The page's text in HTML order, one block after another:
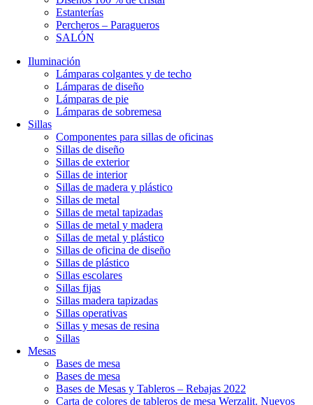
Estanterías
Percheros – Paragueros
SALÓN
Iluminación
Lámparas colgantes y de techo
Lámparas de diseño
Lámparas de pie
Lámparas de sobremesa
Sillas
Componentes para sillas de oficinas
Sillas de diseño
Sillas de exterior
Sillas de interior
Sillas de madera y plástico
Sillas de metal
Sillas de metal tapizadas
Sillas de metal y madera
Sillas de metal y plástico
Sillas de oficina de diseño
Sillas de plástico
Sillas escolares
Sillas fijas
Sillas madera tapizadas
Sillas operativas
Sillas y mesas de resina
Sillas
Mesas
Bases de mesa
Bases de mesa
Bases de Mesas y Tableros – Rebajas 2022
Carta de colores de tableros de mesa Werzalit. Nuevos